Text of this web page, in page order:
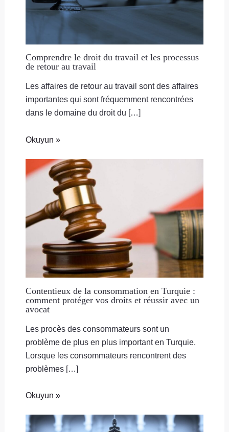
Comprendre le droit du travail et les processus
de retour au travail
Les affaires de retour au travail sont des affaires
importantes qui sont fréquemment rencontrées
dans le domaine du droit du […]
Okuyun »
Contentieux de la consommation en Turquie :
comment protéger vos droits et réussir avec un
avocat
Les procès des consommateurs sont un
problème de plus en plus important en Turquie.
Lorsque les consommateurs rencontrent des
problèmes […]
Okuyun »